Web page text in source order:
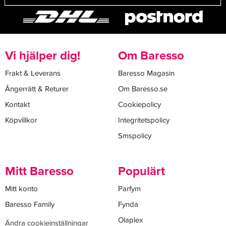
Vi hjälper dig!
Frakt & Leverans
Ångerrätt & Returer
Kontakt
Köpvillkor
Om Baresso
Baresso Magasin
Om Baresso.se
Cookiepolicy
Integritetspolicy
Smspolicy
Mitt Baresso
Mitt konto
Baresso Family
Ändra cookieinställningar
Populärt
Parfym
Fynda
Olaplex